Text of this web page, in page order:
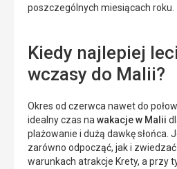
poszczególnych miesiącach roku.
Kiedy najlepiej
wczasy do Malii?
Okres od czerwca nawet do
idealny czas na wakacje w Malii
plażowanie i dużą dawkę słońca.
zarówno odpocząć, jak i
warunkach atrakcje Krety, a przy